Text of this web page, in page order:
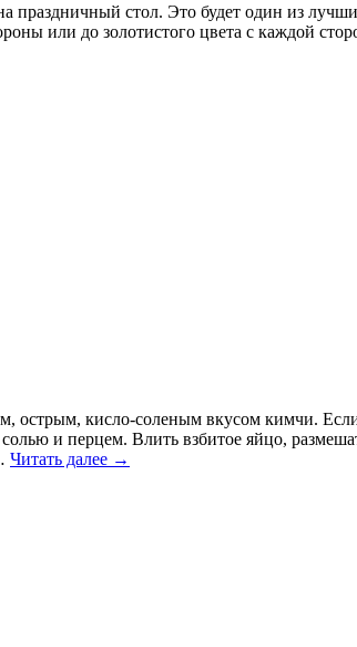
праздничный стол. Это будет один из
или до золотистого цвета с каждой
острым, кисло-соленым вкусом кимчи.
и перцем. Влить взбитое яйцо,
Читать далее →